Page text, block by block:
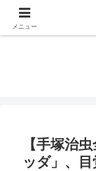
みんなまだ気づかず
【手塚治
ッダ」、
メニュー